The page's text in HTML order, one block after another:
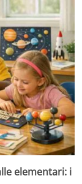
elementari: i